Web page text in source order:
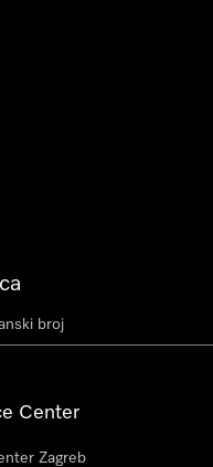
Center
Zagreb